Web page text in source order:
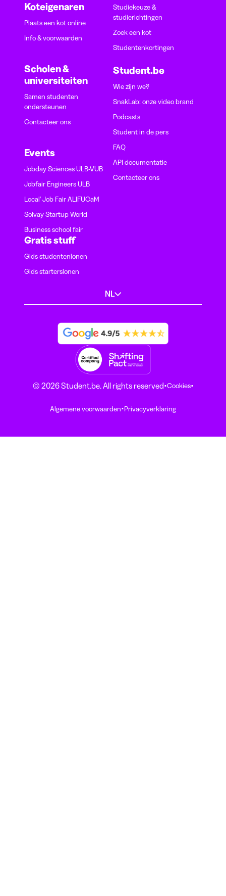
Koteigenaren
Plaats een kot online
Info & voorwaarden
Scholen &
universiteiten
Samen studenten
ondersteunen
Contacteer ons
Events
Jobday Sciences ULB-VUB
Jobfair Engineers ULB
Local' Job Fair ALIFUCaM
Solvay Startup World
Business school fair
Studiekeuze &
studierichtingen
Zoek een kot
Studentenkortingen
Student.be
Wie zijn we?
SnakLab: onze video brand
Podcasts
Student in de pers
FAQ
API documentatie
Contacteer ons
Gratis stuff
Gids studentenlonen
Gids starterslonen
NL
© 2026 Student.be. All rights reserved·Cookies·
Algemene voorwaarden·Privacyverklaring